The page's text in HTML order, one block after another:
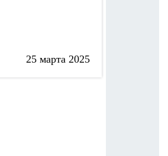
25 марта 2025